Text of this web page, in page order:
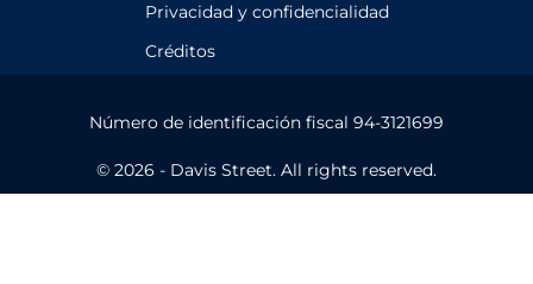
Privacidad y confidencialidad
Créditos
Número de identificación fiscal 94-3121699
© 2026 - Davis Street. All rights reserved.